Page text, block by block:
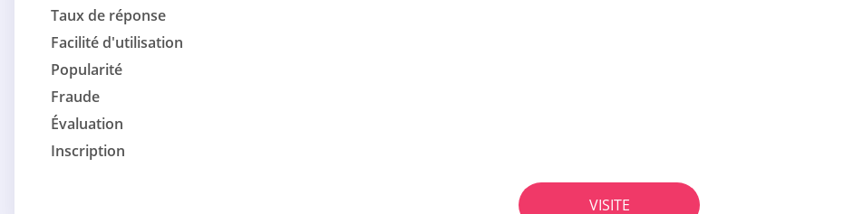
Taux de réponse
Facilité d'utilisation
Popularité
Fraude
Évaluation
Inscription
VISITE